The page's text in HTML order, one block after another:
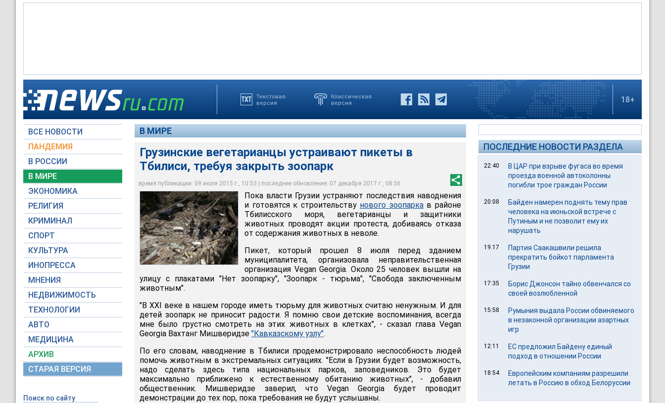
Текстовая
версия
Классическая
версия
18+
ВСЕ НОВОСТИ
ПАНДЕМИЯ
В РОССИИ
В МИРЕ
ЭКОНОМИКА
РЕЛИГИЯ
КРИМИНАЛ
СПОРТ
КУЛЬТУРА
ИНОПРЕССА
МНЕНИЯ
НЕДВИЖИМОСТЬ
ТЕХНОЛОГИИ
АВТО
МЕДИЦИНА
АРХИВ
СТАРАЯ ВЕРСИЯ
Поиск по сайту
В МИРЕ
Грузинские вегетарианцы устраивают пикеты в
Тбилиси, требуя закрыть зоопарк
время публикации: 09 июля 2015 г., 10:53 | последнее обновление: 07 декабря 2017 г., 08:56
Наводнение в Тбилиси произошло в ночь на 14 июня - в результате проливного
дождя из берегов вышла река Вере. Вода и ил затопили первые этажи более сотни
домов, подземные переходы, зоопарк и центральные улицы города
Reuters
Пока власти Грузии устраняют последствия наводнения
и готовятся к строительству нового зоопаркав районе
Тбилисского моря, вегетарианцы и защитники
животных проводят акции протеста, добиваясь отказа
от содержания животных в неволе.
Пикет, который прошел 8 июля перед зданием
муниципалитета, организовала неправительственная
организация Vegan Georgia. Около 25 человек вышли на
улицу с плакатами "Нет зоопарку", "Зоопарк - тюрьма", "Свобода заключенным
животным".
"В XXI веке в нашем городе иметь тюрьму для животных считаю ненужным. И для
детей зоопарк не приносит радости. Я помню свои детские воспоминания, всегда
мне было грустно смотреть на этих животных в клетках", - сказал глава Vegan
Georgia Вахтанг Мишверидзе "Кавказскому узлу".
По его словам, наводнение в Тбилиси продемонстрировало неспособность людей
помочь животным в экстремальных ситуациях. "Если в Грузии будет возможность,
надо сделать здесь типа национальных парков, заповедников. Это будет
максимально приближено к естественному обитанию животных", - добавил
общественник. Мишверидзе заверил, что Vegan Georgia будет проводит
демонстрации до тех пор, пока требования не будут услышаны.
ПОСЛЕДНИЕ НОВОСТИ РАЗДЕЛА
22:40
В ЦАР при взрыве фугаса во время
проезда военной автоколонны
погибли трое граждан России
20:08
Байден намерен поднять тему прав
человека на июньской встрече с
Путиным и не позволит ему их
нарушать
19:17
Партия Саакашвили решила
прекратить бойкот парламента
Грузии
17:35
Борис Джонсон тайно обвенчался со
своей возлюбленной
15:58
Румыния выдала России обвиняемого
в незаконной организации азартных
игр
12:11
ЕС предложил Байдену единый
подход в отношении России
18:54
Европейским компаниям разрешили
летать в Россию в обход Белоруссии